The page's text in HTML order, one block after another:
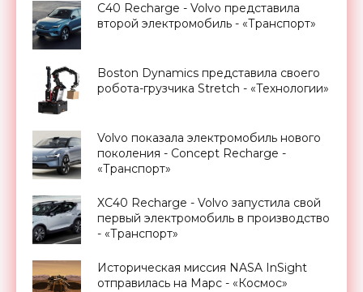
C40 Recharge - Volvo представила
второй электромобиль - «Транспорт»
Boston Dynamics представила своего
робота-грузчика Stretch - «Технологии»
Volvo показала электромобиль нового
поколения - Concept Recharge -
«Транспорт»
XC40 Recharge - Volvo запустила свой
первый электромобиль в производство
- «Транспорт»
Историческая миссия NASA InSight
отправилась на Марс - «Космос»